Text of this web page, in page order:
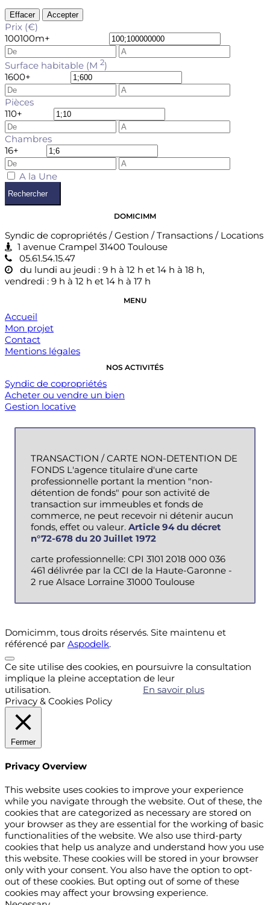
Effacer Accepter
Prix (€)
100100m+
Surface habitable (M 2)
1600+
Pièces
110+
Chambres
16+
A la Une
Rechercher
DOMICIMM
Syndic de copropriétés / Gestion / Transactions / Locations
1 avenue Crampel 31400 Toulouse
05.61.54.15.47
du lundi au jeudi : 9 h à 12 h et 14 h à 18 h,
vendredi : 9 h à 12 h et 14 h à 17 h
MENU
Accueil
Mon projet
Contact
Mentions légales
NOS ACTIVITÉS
Syndic de copropriétés
Acheter ou vendre un bien
Gestion locative
TRANSACTION / CARTE NON-DETENTION DE
FONDS L'agence titulaire d'une carte
professionnelle portant la mention "non-
détention de fonds" pour son activité de
transaction sur immeubles et fonds de
commerce, ne peut recevoir ni détenir aucun
fonds, effet ou valeur. Article 94 du décret
n°72-678 du 20 Juillet 1972
carte professionnelle: CPI 3101 2018 000 036
461 délivrée par la CCI de la Haute-Garonne -
2 rue Alsace Lorraine 31000 Toulouse
Domicimm, tous droits réservés. Site maintenu et
référencé par Aspodelk.
Ce site utilise des cookies, en poursuivre la consultation
implique la pleine acceptation de leur
utilisation.
En savoir plus
Privacy & Cookies Policy
Fermer
Privacy Overview
This website uses cookies to improve your experience
while you navigate through the website. Out of these, the
cookies that are categorized as necessary are stored on
your browser as they are essential for the working of basic
functionalities of the website. We also use third-party
cookies that help us analyze and understand how you use
this website. These cookies will be stored in your browser
only with your consent. You also have the option to opt-
out of these cookies. But opting out of some of these
cookies may affect your browsing experience.